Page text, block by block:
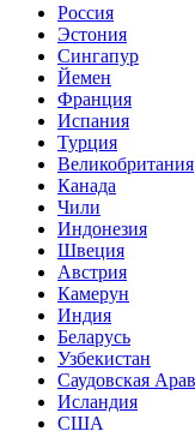
Россия
Эстония
Сингапур
Йемен
Франция
Испания
Турция
Великобритания
Канада
Чили
Индонезия
Швеция
Австрия
Камерун
Индия
Беларусь
Узбекистан
Саудовская
Исландия
США